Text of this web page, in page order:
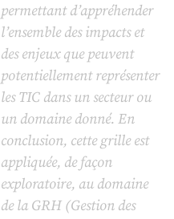
permettant d’appréhender
l’ensemble des impacts et
des enjeux que peuvent
potentiellement représenter
les TIC dans un secteur ou
un domaine donné. En
conclusion, cette grille est
appliquée, de façon
exploratoire, au domaine
de la GRH (Gestion des